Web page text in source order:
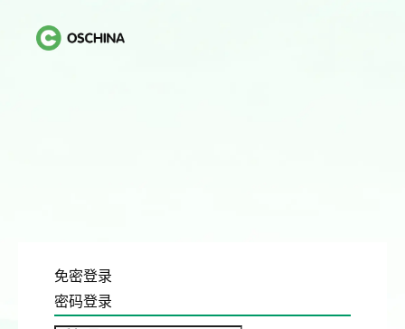
免密登录
密码登录